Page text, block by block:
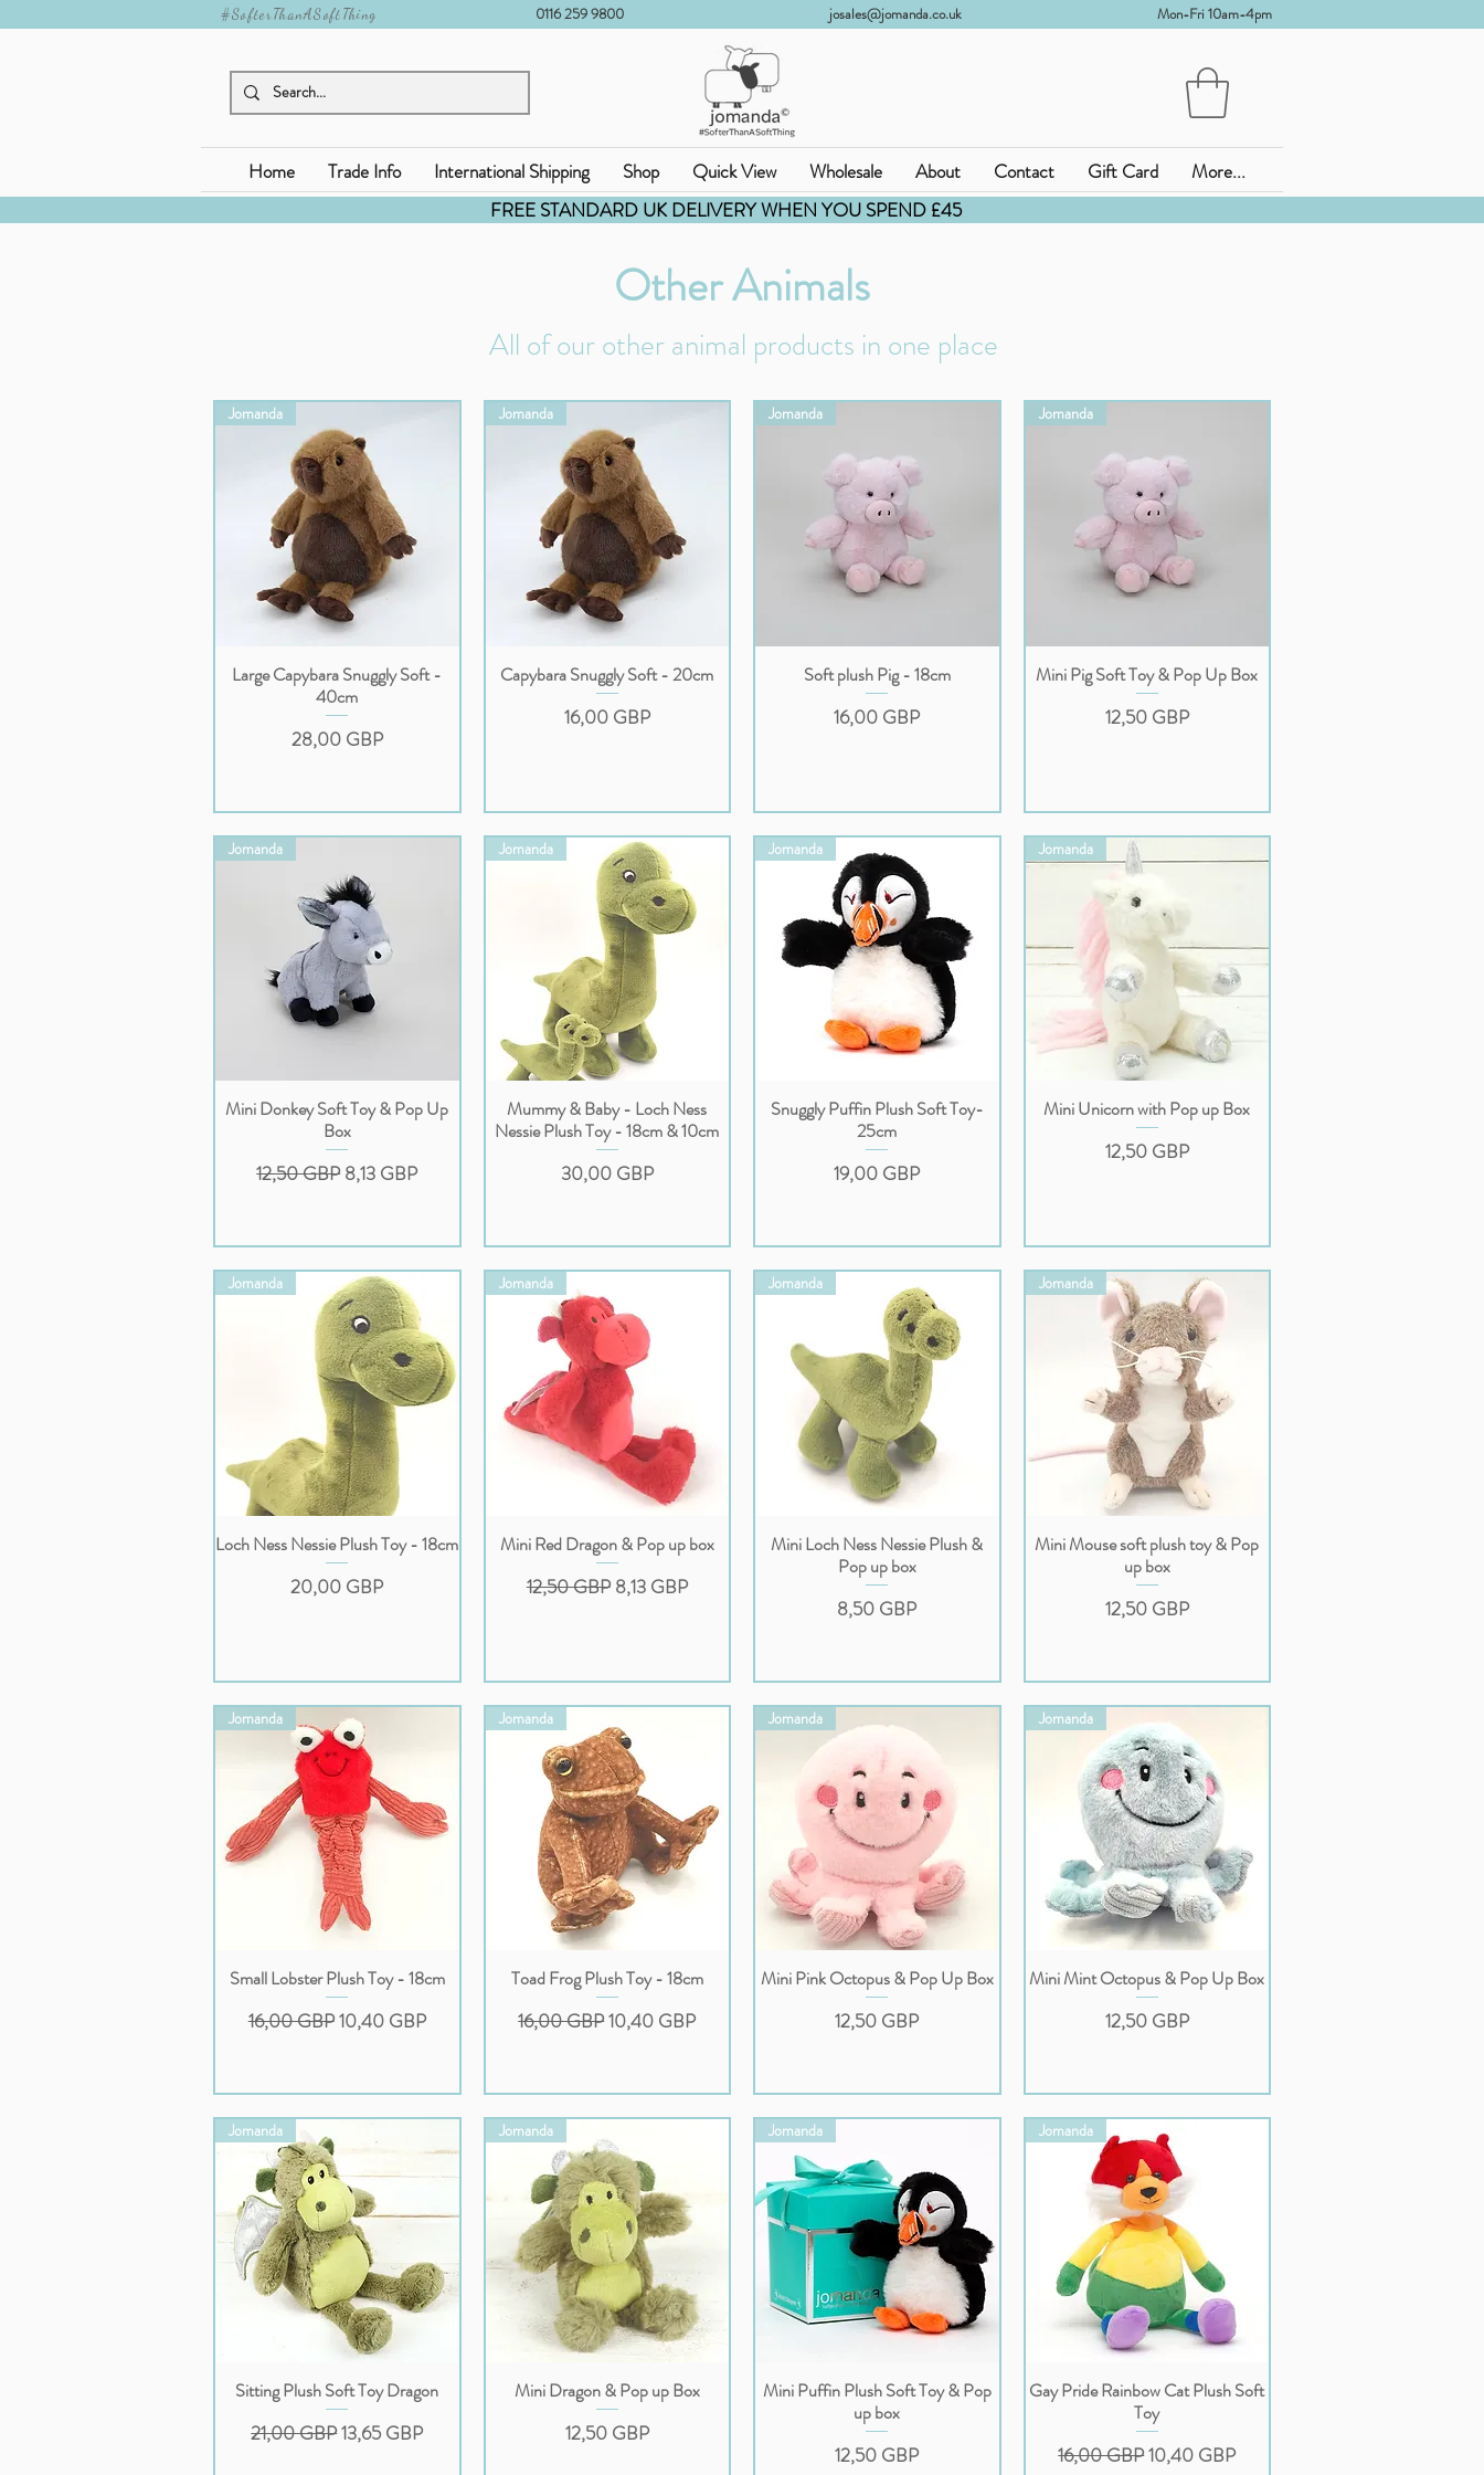
0116 259 9800 josales@jomanda.co.uk Mon-Fri 10am-4pm
#SofterThanASoftThing
Home Trade Info International Shipping Shop Quick View Wholesale About Contact Gift Card
More...
FREE STANDARD UK DELIVERY WHEN YOU SPEND £45
Other Animals
All of our other animal products in one place
Podgląd
Jomanda
Large Capybara Snuggly Soft -
40cm
Cena
28,00 GBP
Podgląd
Jomanda
Capybara Snuggly Soft - 20cm
Cena
16,00 GBP
Podgląd
Jomanda
Soft plush Pig - 18cm
Cena
16,00 GBP
Podgląd
Jomanda
Mini Pig Soft Toy & Pop Up Box
Cena
12,50 GBP
Podgląd
Jomanda
Mini Donkey Soft Toy & Pop Up
Box
Regularna cena
12,50 GBPCena rabatowa
8,13 GBP
Podgląd
Jomanda
Mummy & Baby - Loch Ness
Nessie Plush Toy - 18cm & 10cm
Cena
30,00 GBP
Podgląd
Jomanda
Snuggly Puffin Plush Soft Toy-
25cm
Cena
19,00 GBP
Podgląd
Jomanda
Mini Unicorn with Pop up Box
Cena
12,50 GBP
Podgląd
Jomanda
Loch Ness Nessie Plush Toy - 18cm
Cena
20,00 GBP
Podgląd
Jomanda
Mini Red Dragon & Pop up box
Regularna cena
12,50 GBP Cena rabatowa
8,13 GBP
Podgląd
Jomanda
Mini Loch Ness Nessie Plush &
Pop up box
Cena
8,50 GBP
Podgląd
Jomanda
Mini Mouse soft plush toy & Pop
up box
Cena
12,50 GBP
Podgląd
Jomanda
Small Lobster Plush Toy - 18cm
Regularna cena
16,00 GBPCena rabatowa
10,40 GBP
Podgląd
Jomanda
Toad Frog Plush Toy - 18cm
Regularna cena
16,00 GBPCena rabatowa
10,40 GBP
Podgląd
Jomanda
Mini Pink Octopus & Pop Up Box
Cena
12,50 GBP
Podgląd
Jomanda
Mini Mint Octopus & Pop Up Box
Cena
12,50 GBP
Podgląd
Jomanda
Sitting Plush Soft Toy Dragon
Regularna cena
21,00 GBPCena rabatowa
13,65 GBP
Podgląd
Jomanda
Mini Dragon & Pop up Box
Cena
12,50 GBP
Podgląd
Jomanda
Mini Puffin Plush Soft Toy & Pop
up box
Cena
12,50 GBP
Podgląd
Jomanda
Gay Pride Rainbow Cat Plush Soft
Toy
Regularna cena
16,00 GBPCena rabatowa
10,40 GBP